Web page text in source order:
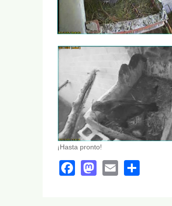
¡Hasta pronto!
Facebook
Mastodon
Email